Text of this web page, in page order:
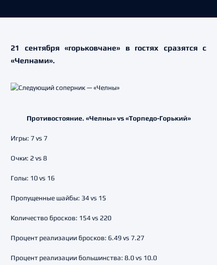
21 сентября «горьковчане» в гостях сразятся с
«Челнами».
Противостояние. «Челны» vs «Торпедо-Горький»
Игры: 7 vs 7
Очки: 2 vs 8
Голы: 10 vs 16
Пропущенные шайбы: 34 vs 15
Количество бросков: 154 vs 220
Процент реализации бросков: 6.49 vs 7.27
Процент реализации большинства: 8.0 vs 10.0